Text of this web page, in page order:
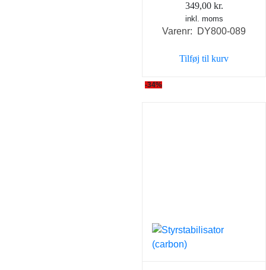
349,00 kr.
inkl. moms
Varenr: DY800-089
Tilføj til kurv
-34%